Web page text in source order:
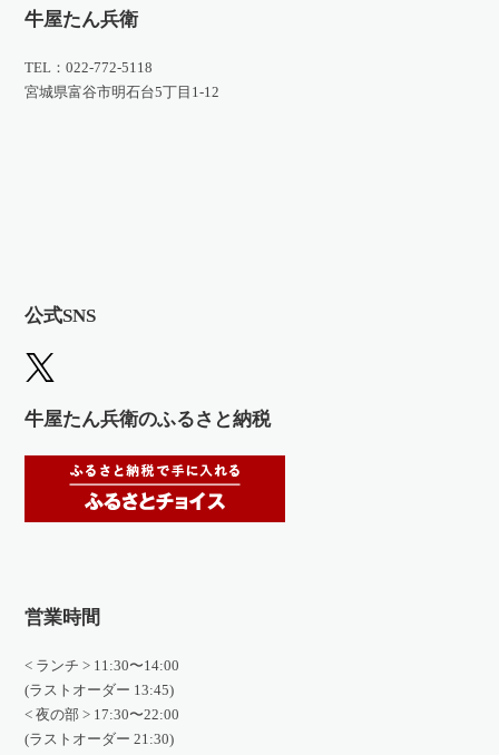
牛屋たん兵衛
TEL：022-772-5118
宮城県富谷市明石台5丁目1-12
公式SNS
牛屋たん兵衛のふるさと納税
営業時間
< ランチ > 11:30〜14:00
(ラストオーダー 13:45)
< 夜の部 > 17:30〜22:00
(ラストオーダー 21:30)